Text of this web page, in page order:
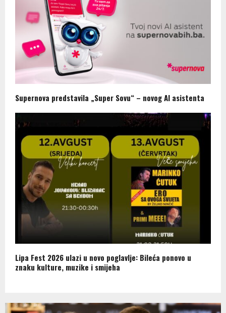
Supernova predstavila „Super Sovu“ – novog AI asistenta
Lipa Fest 2026 ulazi u novo poglavlje: Bileća ponovo u
znaku kulture, muzike i smijeha